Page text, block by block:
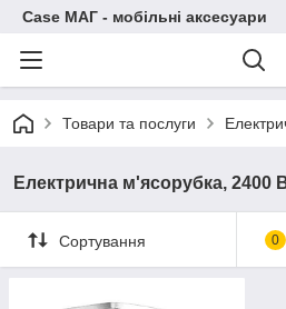
Case МАГ - мобільні аксесуари
Товари та послуги
Електрична м'ясорубка, 2400
Сортування 0